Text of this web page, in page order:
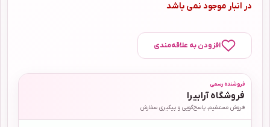
در انبار موجود نمی باشد
افزودن به علاقه‌مندی
فروشنده رسمی
فروشگاه آرابیرا
فروش مستقیم، پاسخ‌گویی و پیگیری سفارش